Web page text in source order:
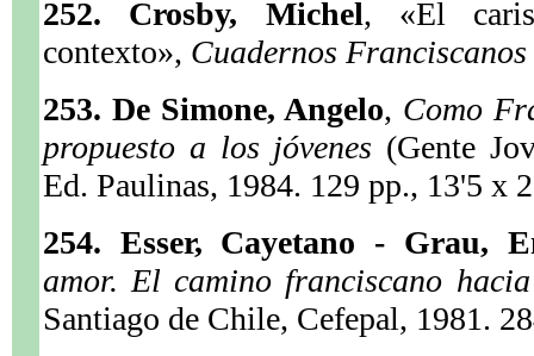
252. Crosby, Michel, «El
contexto», Cuadernos Franciscanos
253. De Simone, Angelo, Como
propuesto a los jóvenes (Gente
Ed. Paulinas, 1984. 129 pp., 13'5 x
254. Esser, Cayetano - Grau,
amor. El camino franciscano
Santiago de Chile, Cefepal, 1981.